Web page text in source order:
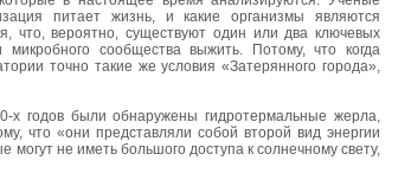
питает жизнь, и какие организмы являются
что, вероятно, существуют один или два ключевых
сообщества выжить. Потому, что когда
точно такие же условия «Затерянного города»,
х годов были обнаружены гидротермальные жерла,
что «они представляли собой второй вид энергии
не иметь большого доступа к солнечному свету,